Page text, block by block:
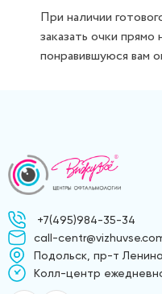
При наличии
заказать очки прямо
понравившуюся вам
+7(495)984-35-34
call-
Подольск, пр-т
Kолл-центр